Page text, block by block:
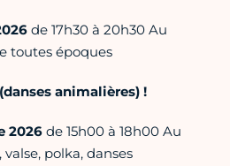
de 17h30 à 20h30 Au
toutes époques
animalières) !
2026 de 15h00 à 18h00 Au
polka, danses